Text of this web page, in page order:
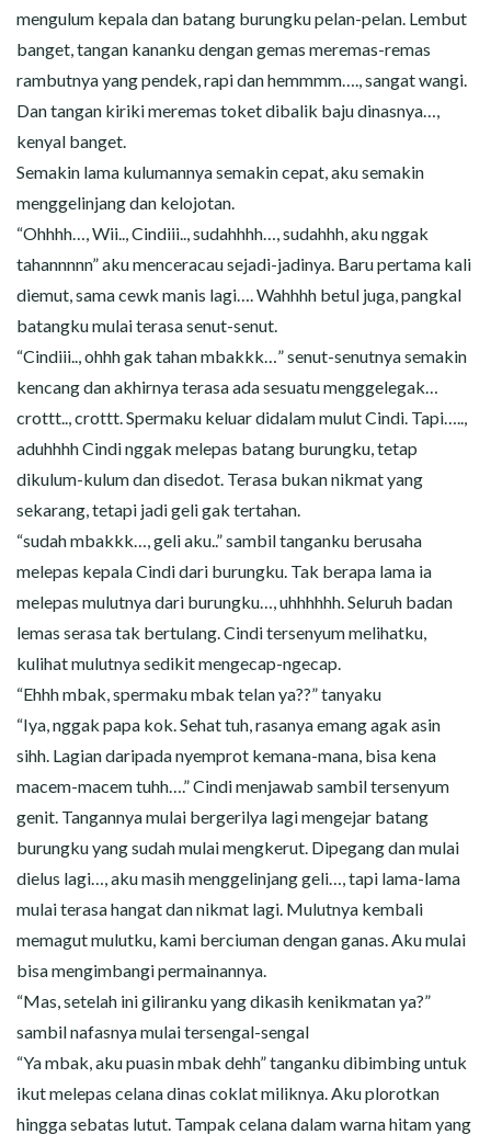
mengulum kepala dan batang burungku pelan-pelan. Lembut
banget, tangan kananku dengan gemas meremas-remas
rambutnya yang pendek, rapi dan hemmmm…., sangat wangi.
Dan tangan kiriki meremas toket dibalik baju dinasnya…,
kenyal banget.
Semakin lama kulumannya semakin cepat, aku semakin
menggelinjang dan kelojotan.
“Ohhhh…, Wii.., Cindiii.., sudahhhh…, sudahhh, aku nggak
tahannnnn” aku menceracau sejadi-jadinya. Baru pertama kali
diemut, sama cewk manis lagi…. Wahhhh betul juga, pangkal
batangku mulai terasa senut-senut.
“Cindiii.., ohhh gak tahan mbakkk…” senut-senutnya semakin
kencang dan akhirnya terasa ada sesuatu menggelegak…
crottt.., crottt. Spermaku keluar didalam mulut Cindi. Tapi…..,
aduhhhh Cindi nggak melepas batang burungku, tetap
dikulum-kulum dan disedot. Terasa bukan nikmat yang
sekarang, tetapi jadi geli gak tertahan.
“sudah mbakkk…, geli aku..” sambil tanganku berusaha
melepas kepala Cindi dari burungku. Tak berapa lama ia
melepas mulutnya dari burungku…, uhhhhhh. Seluruh badan
lemas serasa tak bertulang. Cindi tersenyum melihatku,
kulihat mulutnya sedikit mengecap-ngecap.
“Ehhh mbak, spermaku mbak telan ya??” tanyaku
“Iya, nggak papa kok. Sehat tuh, rasanya emang agak asin
sihh. Lagian daripada nyemprot kemana-mana, bisa kena
macem-macem tuhh….” Cindi menjawab sambil tersenyum
genit. Tangannya mulai bergerilya lagi mengejar batang
burungku yang sudah mulai mengkerut. Dipegang dan mulai
dielus lagi…, aku masih menggelinjang geli…, tapi lama-lama
mulai terasa hangat dan nikmat lagi. Mulutnya kembali
memagut mulutku, kami berciuman dengan ganas. Aku mulai
bisa mengimbangi permainannya.
“Mas, setelah ini giliranku yang dikasih kenikmatan ya?”
sambil nafasnya mulai tersengal-sengal
“Ya mbak, aku puasin mbak dehh” tanganku dibimbing untuk
ikut melepas celana dinas coklat miliknya. Aku plorotkan
hingga sebatas lutut. Tampak celana dalam warna hitam yang